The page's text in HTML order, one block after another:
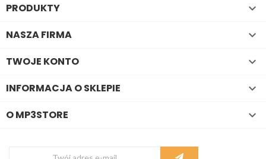
PRODUKTY 
NASZA FIRMA 
TWOJE KONTO 
INFORMACJA O SKLEPIE 
O MP3STORE 